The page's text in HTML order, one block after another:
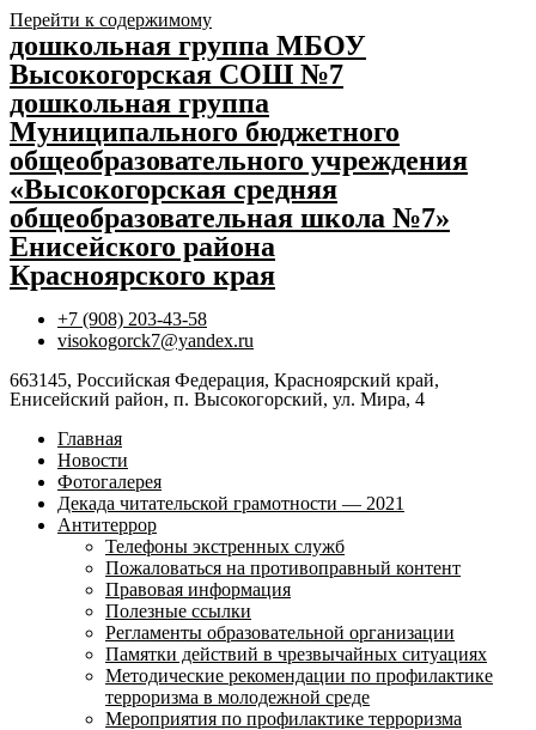
Перейти к содержимому
дошкольная группа МБОУ
Высокогорская СОШ №7
дошкольная группа
Муниципального бюджетного
общеобразовательного учреждения
«Высокогорская средняя
общеобразовательная школа №7»
Енисейского района
Красноярского края
+7 (908) 203-43-58
visokogorck7@yandex.ru
663145, Российская Федерация, Красноярский край,
Енисейский район, п. Высокогорский, ул. Мира, 4
Главная
Новости
Фотогалерея
Декада читательской грамотности — 2021
Антитеррор
Телефоны экстренных служб
Пожаловаться на противоправный контент
Правовая информация
Полезные ссылки
Регламенты образовательной организации
Памятки действий в чрезвычайных ситуациях
Методические рекомендации по профилактике
терроризма в молодежной среде
Мероприятия по профилактике терроризма